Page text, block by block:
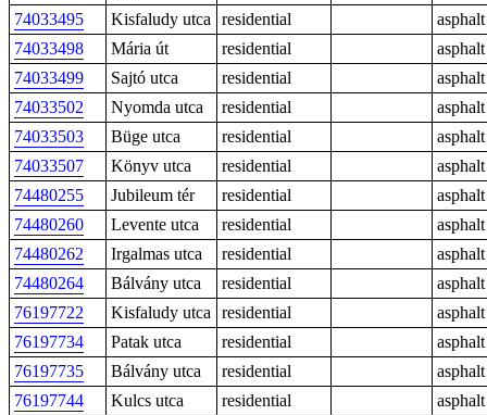
74033495 Kisfaludy utca residential
asphalt
74033498
Mária út residential
asphalt
74033499
Sajtó utca residential
asphalt
74033502
Nyomda utca residential
asphalt
74033503
Büge utca residential
asphalt
74033507
Könyv utca residential
asphalt
74480255
Jubileum tér residential
asphalt
74480260
Levente utca residential
asphalt
74480262
Irgalmas utca residential
asphalt
74480264
Bálvány utca residential
asphalt
76197722
Kisfaludy utca residential
asphalt
76197734
Patak utca residential
asphalt
76197735
Bálvány utca residential
asphalt
76197744
Kulcs utca residential
asphalt